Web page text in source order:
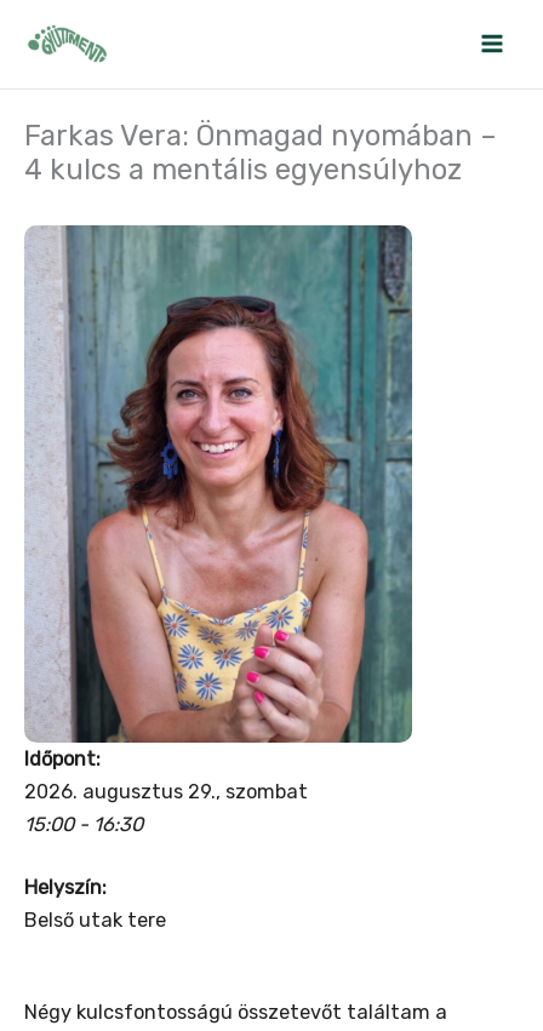
Farkas Vera: Önmagad nyomában –
4 kulcs a mentális egyensúlyhoz
Időpont:
2026. augusztus 29., szombat
15:00 - 16:30
Helyszín:
Belső utak tere
Négy kulcsfontosságú összetevőt találtam a